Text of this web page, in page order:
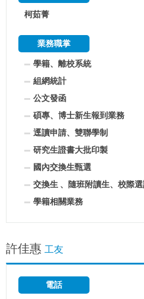
柯茹菁
業務職掌
學籍、離校系統
組網統計
公文發函
碩專、博士新生報到業務
逕讀申請、雙聯學制
研究生證書大批印製
國內交換生甄選
交換生 、隨班附讀生、校際
學籍相關業務
許佳惠 工友
電話